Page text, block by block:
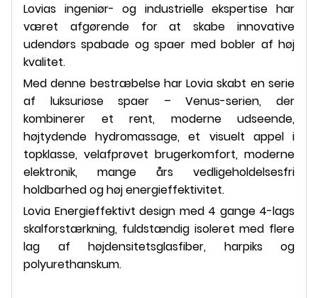
Lovias ingeniør- og industrielle ekspertise har
været afgørende for at skabe innovative
udendørs spabade og spaer med bobler af høj
kvalitet.
Med denne bestræbelse har Lovia skabt en serie
af luksuriøse spaer – Venus-serien, der
kombinerer et rent, moderne udseende,
højtydende hydromassage, et visuelt appel i
topklasse, velafprøvet brugerkomfort, moderne
elektronik, mange års vedligeholdelsesfri
holdbarhed og høj energieffektivitet.
Lovia Energieffektivt design med 4 gange 4-lags
skalforstærkning, fuldstændig isoleret med flere
lag af højdensitetsglasfiber, harpiks og
polyurethanskum.